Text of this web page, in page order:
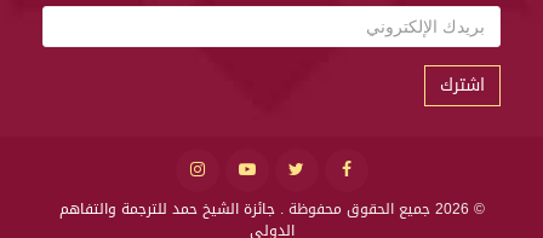
اشترك
© 2026 جميع الحقوق محفوظة .
جائزة الشيخ حمد للترجمة والتفاهم
الدولي